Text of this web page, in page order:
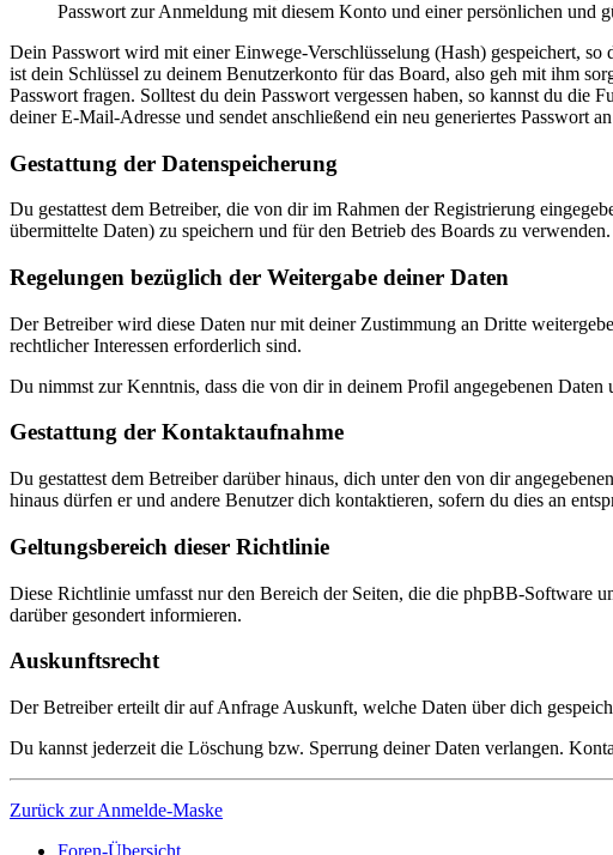
Passwort zur Anmeldung mit diesem Konto und einer persönlichen und
Dein Passwort wird mit einer Einwege-Verschlüsselung (Hash) gespeichert,
ist dein Schlüssel zu deinem Benutzerkonto für das Board, also geh mit ihm
Passwort fragen. Solltest du dein Passwort vergessen haben, so kannst du
deiner E-Mail-Adresse und sendet anschließend ein neu generiertes Passwort
Gestattung der Datenspeicherung
Du gestattest dem Betreiber, die von dir im Rahmen der Registrierung
übermittelte Daten) zu speichern und für den Betrieb des Boards zu verwenden.
Regelungen bezüglich der Weitergabe deiner Daten
Der Betreiber wird diese Daten nur mit deiner Zustimmung an Dritte
rechtlicher Interessen erforderlich sind.
Du nimmst zur Kenntnis, dass die von dir in deinem Profil angegebenen
Gestattung der Kontaktaufnahme
Du gestattest dem Betreiber darüber hinaus, dich unter den von dir
hinaus dürfen er und andere Benutzer dich kontaktieren, sofern du dies an
Geltungsbereich dieser Richtlinie
Diese Richtlinie umfasst nur den Bereich der Seiten, die die phpBB-Software
darüber gesondert informieren.
Auskunftsrecht
Der Betreiber erteilt dir auf Anfrage Auskunft, welche Daten über dich
Du kannst jederzeit die Löschung bzw. Sperrung deiner Daten verlangen.
Zurück zur Anmelde-Maske
Foren-Übersicht